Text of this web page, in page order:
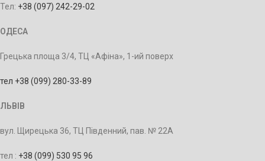
Тел: +38 (097) 242-29-02
ОДЕСА
Грецька площа 3/4, ТЦ «Афіна», 1-ий поверх
тел +38 (099) 280-33-89
ЛЬВІВ
вул. Щирецька 36, ТЦ Південний, пав. № 22А
тел : +38 (099) 530 95 96